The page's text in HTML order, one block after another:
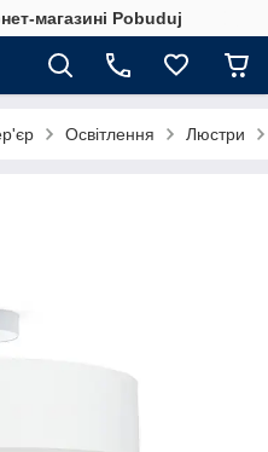
магазині Pobuduj
Освітлення Люстри